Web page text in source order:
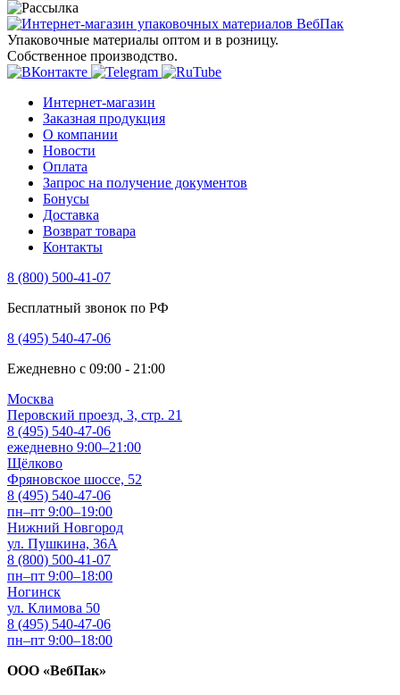
Упаковочные материалы оптом и в розницу.
Собственное производство.
Интернет-магазин
Заказная продукция
О компании
Новости
Оплата
Запрос на получение документов
Бонусы
Доставка
Возврат товара
Контакты
8 (800) 500-41-07
Бесплатный звонок по РФ
8 (495) 540-47-06
Ежедневно с 09:00 - 21:00
Москва
Перовский проезд, 3, стр. 21
8 (495) 540-47-06
ежедневно 9:00–21:00
Щёлково
Фряновское шоссе, 52
8 (495) 540-47-06
пн–пт 9:00–19:00
Нижний Новгород
ул. Пушкина, 36А
8 (800) 500-41-07
пн–пт 9:00–18:00
Ногинск
ул. Климова 50
8 (495) 540-47-06
пн–пт 9:00–18:00
ООО «ВебПак»